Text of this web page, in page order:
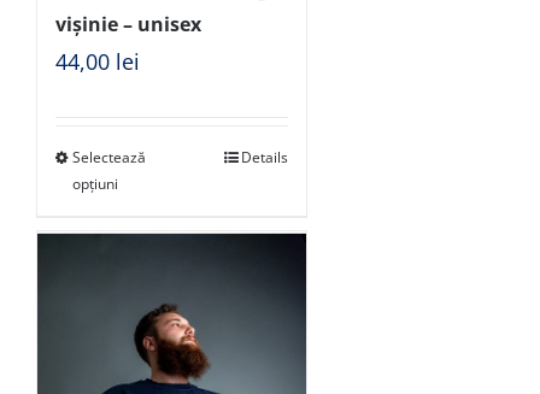
vișinie – unisex
44,00 lei
Selectează
opțiuni
Details